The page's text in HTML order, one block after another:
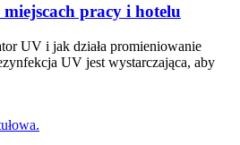
pracy i hotelu
UV i jak działa promieniowanie
UV jest wystarczająca, aby